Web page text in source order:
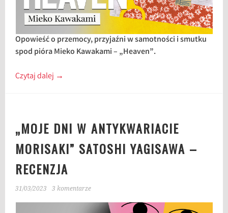
Opowieść o przemocy, przyjaźni w samotności i smutku
spod pióra Mieko Kawakami – „Heaven”.
Czytaj dalej →
„MOJE DNI W ANTYKWARIACIE
MORISAKI” SATOSHI YAGISAWA –
RECENZJA
31/03/2023 3 komentarze